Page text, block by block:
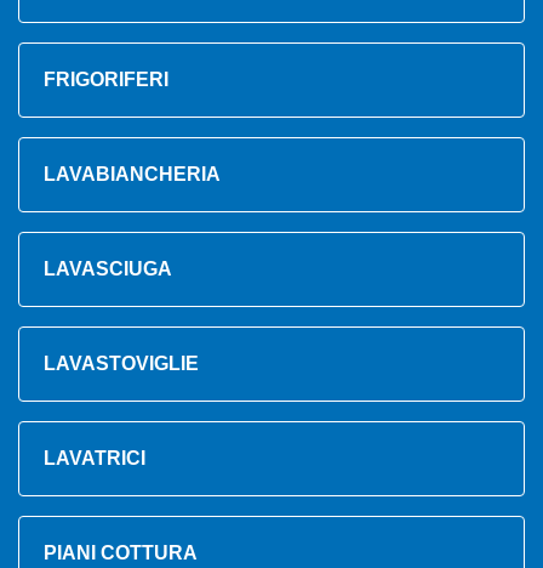
FRIGORIFERI
LAVABIANCHERIA
LAVASCIUGA
LAVASTOVIGLIE
LAVATRICI
PIANI COTTURA